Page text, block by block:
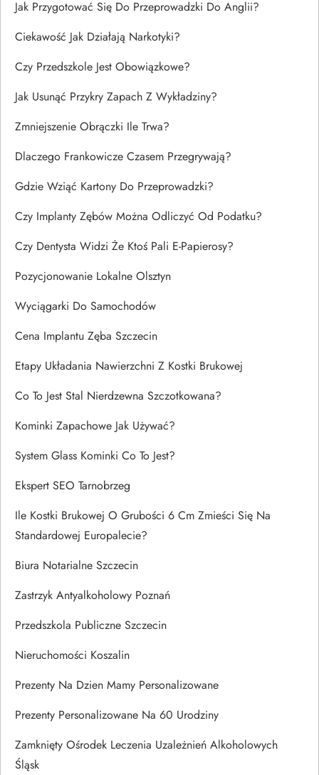
Jak Przygotować Się Do Przeprowadzki Do Anglii?
Ciekawość Jak Działają Narkotyki?
Czy Przedszkole Jest Obowiązkowe?
Jak Usunąć Przykry Zapach Z Wykładziny?
Zmniejszenie Obrączki Ile Trwa?
Dlaczego Frankowicze Czasem Przegrywają?
Gdzie Wziąć Kartony Do Przeprowadzki?
Czy Implanty Zębów Można Odliczyć Od Podatku?
Czy Dentysta Widzi Że Ktoś Pali E-Papierosy?
Pozycjonowanie Lokalne Olsztyn
Wyciągarki Do Samochodów
Cena Implantu Zęba Szczecin
Etapy Układania Nawierzchni Z Kostki Brukowej
Co To Jest Stal Nierdzewna Szczotkowana?
Kominki Zapachowe Jak Używać?
System Glass Kominki Co To Jest?
Ekspert SEO Tarnobrzeg
Ile Kostki Brukowej O Grubości 6 Cm Zmieści Się Na
Standardowej Europalecie?
Biura Notarialne Szczecin
Zastrzyk Antyalkoholowy Poznań
Przedszkola Publiczne Szczecin
Nieruchomości Koszalin
Prezenty Na Dzien Mamy Personalizowane
Prezenty Personalizowane Na 60 Urodziny
Zamknięty Ośrodek Leczenia Uzależnień Alkoholowych
Śląsk